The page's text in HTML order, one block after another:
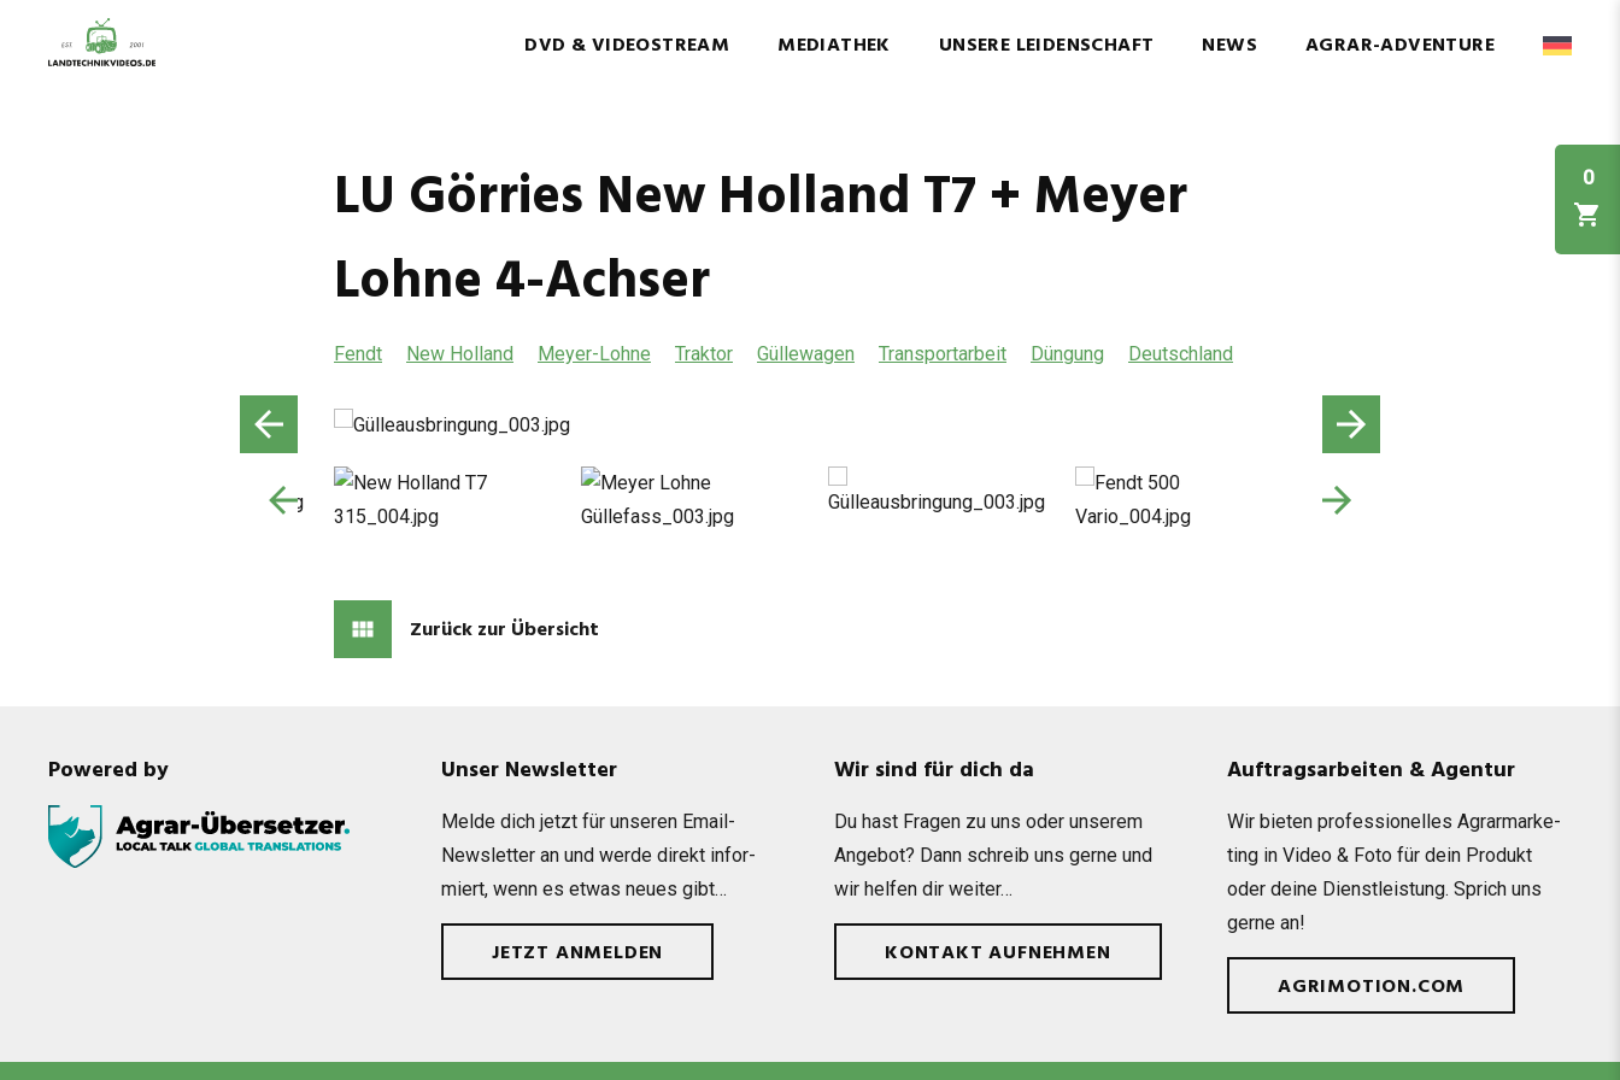
0
DVD & VIDEOSTREAM MEDIATHEK UNSERE LEIDENSCHAFT NEWS AGRAR-ADVENTURE
LU Görries New Holland T7 + Meyer
Lohne 4-Achser
Fendt New Holland Meyer-Lohne Traktor Güllewagen Transportarbeit Düngung Deutschland
Zurück zur Übersicht
Powered by Unser Newsletter
Melde dich jetzt für unse­ren Email-
News­let­ter an und werde direkt infor­
miert, wenn es etwas neues gibt…
JETZT ANMELDEN
Wir sind für dich da
Du hast Fra­gen zu uns oder unse­rem
Ange­bot? Dann schreib uns gerne und
wir hel­fen dir weiter…
KONTAKT AUFNEHMEN
Auftragsarbeiten & Agentur
Wir bie­ten pro­fes­sio­nel­les Agrar­mar­ke­
ting in Video & Foto für dein Pro­dukt
oder deine Dienst­leis­tung. Sprich uns
gerne an!
AGRIMOTION.COM